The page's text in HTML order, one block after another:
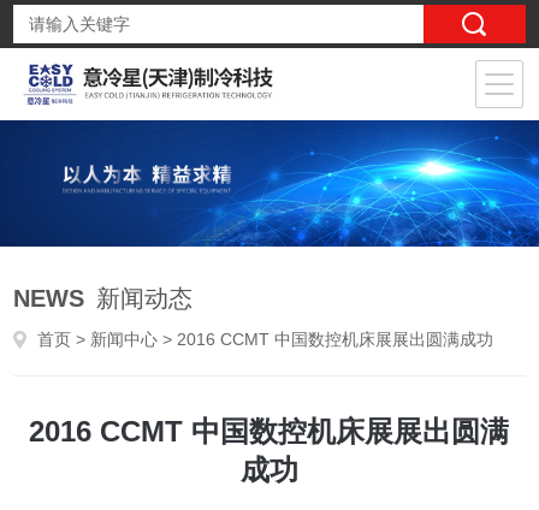
NEWS 新闻动态
首页 > 新闻中心 > 2016 CCMT 中国数控机床展展出圆满成功
2016 CCMT 中国数控机床展展出圆满
成功